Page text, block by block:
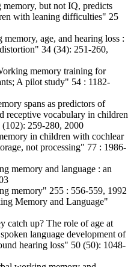
but not IQ, predicts
with leaning difficulties" 25
age, and hearing loss :
34 (34): 251-260,
memory training for
A pilot study" 54 : 1182-
spans as predictors of
receptive vocabulary in children
259-280, 2000
in children with cochlear
not processing" 77 : 1986-
memory and language : an
memory" 255 : 556-559, 1992
Memory and Language"
catch up? The role of age at
language development of
hearing loss" 50 (50): 1048-